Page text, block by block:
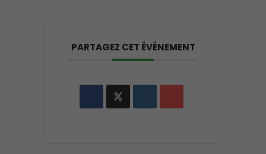
PARTAGEZ CET ÉVÉNEMENT